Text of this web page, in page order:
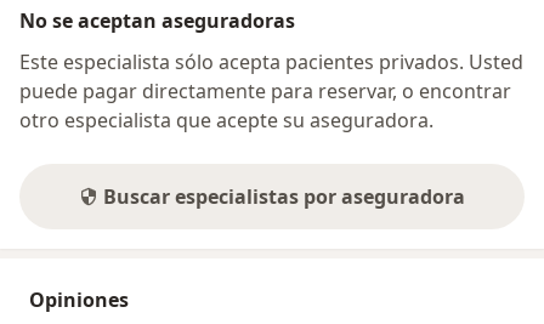
No se aceptan aseguradoras
Este especialista sólo acepta pacientes privados. Usted
puede pagar directamente para reservar, o encontrar
otro especialista que acepte su aseguradora.
Buscar especialistas por aseguradora
Opiniones